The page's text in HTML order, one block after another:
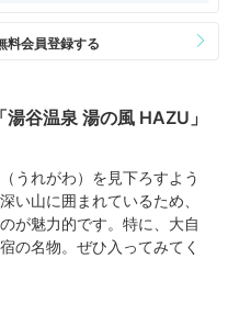
谷温泉 湯の風 HAZU」
うれがわ）を見下ろすよう
い山に囲まれているため、
が魅力的です。特に、大自
の名物。ぜひ入ってみてく